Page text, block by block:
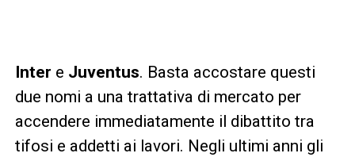
Inter e Juventus. Basta accostare questi
due nomi a una trattativa di mercato per
accendere immediatamente il dibattito tra
tifosi e addetti ai lavori. Negli ultimi anni gli